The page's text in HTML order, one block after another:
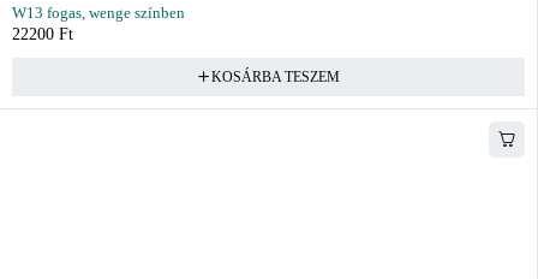
W13 fogas, wenge színben
22200 Ft
KOSÁRBA TESZEM